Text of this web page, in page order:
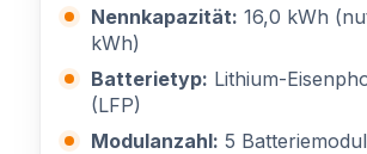
Nennkapazität: 16,0 kWh
kWh)
Batterietyp: Lithium-
(LFP)
Modulanzahl: 5